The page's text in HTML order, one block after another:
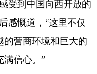
到中国向西开放的
感慨道，“这里不仅
的营商环境和巨大的
满信心。”